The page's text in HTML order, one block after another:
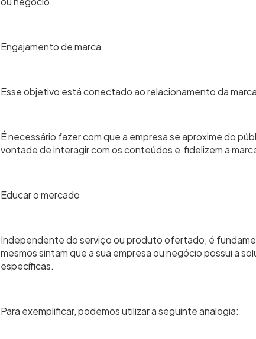
Engajamento de marca
Esse objetivo está conectado ao relacionamento da
É necessário fazer com que a empresa se aproxime do
vontade de interagir com os conteúdos e fidelizem a
Educar o mercado
Independente do serviço ou produto ofertado, é
mesmos sintam que a sua empresa ou negócio possui a
específicas.
Para exemplificar, podemos utilizar a seguinte analogia: